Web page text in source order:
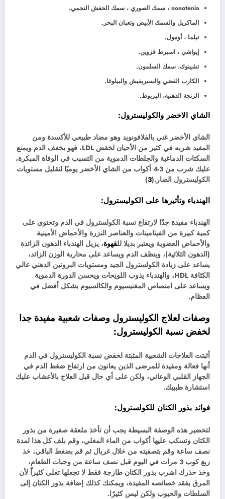
nonotenia ، سمك الصوري ، سمك الحفش النجمي.
الماكريل والسمك الأبيض وثعبان البحر.
نيلما ، أومول.
إيواشي ، اسبرط قزوين.
تشينوك، سمك السلمون.
الكارب الفضي والسبريفيش والبيلوغا.
الرنجة الدهنية، البربوط.
الشاي الاخضر والكوليسترول:
الشاي الأخضر غني بالفلافونويد وهو مضاد طبيعي للأكسدة ومن
المفيد شربه في كثير من الأحيان لخفض LDL، فهو يخفف الدم ويمنع
السكتات الدماغية والجلطات الدموية من التسبب في الوفاة المبكرة،
عليك شرب من 3-4 أكواب من الشاي الأخضر يوميًا لتقليل مستويات
الكوليسترول الضار.(3
)
الهندباء وتأثيرها على الكوليسترول:
الهندباء مفيدة جدًا لارتفاع نسبة الكولسترول في الدم وتحتوي على
كمية كبيرة من الفيتامينات والعناصر النزرة والأحماض الأمينية
والأحماض العضوية ويعتبر بديلا للقهوة، يزيل الهندباء الدهون الزائدة
(الدهون الثلاثية)، وينظف الدم ويساعد على محاربة الوزن الزائد،
يساعد على زيادة الكولسترول الجيد ومستويات البروتين الدهني عالي
الكثافة HDL، والهندباء يذوب اللويحات ويحسن الدورة الدموية
ويساعد على امتصاص المغنيسيوم والكالسيوم بشكل أفضل في
العظام.
وصفات لعلاج الكوليسترول وصفات شعبية مفيدة جدا
لخفض نسبة الكوليسترول:
أثبتت العلاجات الشعبية المثبتة لخفض نسبة الكوليسترول في الدم
أنها فعالة ومفيدة للمرضى الذين يعانون من ارتفاع ضغط الدم في
الجهاز القلبي الوعائي، ولكن على أي حال قبل العلاج بالأعشاب عليك
استشارة طبيبك.
فوائد بذور الكتان للكولسترول:
لتحضير هذه الوصفة البسيطة يجب أن تأخذ ملعقة صغيرة من بذور
الكتان وتسكب عليها أكواب من الماء المغلي، وقم بلف كل هذا لمدة
نصف ساعة وقم بتصفيته من خلال غربال ثم قم بضغط الباقي، خذ
ربع كوب 3 مرات في اليوم قبل نصف ساعة من وجبات الطعام،
وخذ حذرك اشرب بذور الكتان طازجة فقط لا تجعلها تغلى كثيراً لأن
المرق يفقد خصائصه المفيدة، ويمكنك كذلك إضافة بذور الكتان إلى
السلطات والحبوب ولكن ليس كثيرًا.